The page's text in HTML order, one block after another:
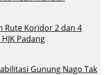
Rute Koridor 2 dan 4
Padang
Gunung Nago Tak